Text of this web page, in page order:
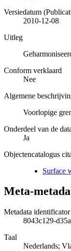
Versiedatum
2010-12-08
Uitleg
Conform verklaard
Nee
Algemene
Voorlopige
Onderdeel van de
Ja
Objectencatalogus
Surface
Meta-
Metadata
8043c129-
Taal
Nederlands;